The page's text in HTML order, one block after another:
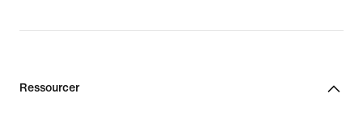
Ressourcer